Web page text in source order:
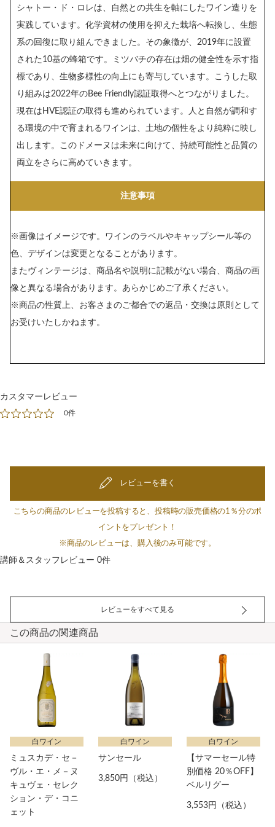
シャトー・ド・ロレは、自然との共生を軸にしたワイン造りを
実践しています。化学資材の使用を抑えた栽培へ転換し、生態
系の回復に取り組んできました。その象徴が、2019年に設置
された10基の蜂箱です。ミツバチの存在は畑の健全性を示す指
標であり、生物多様性の向上にも寄与しています。こうした取
り組みは2022年のBee Friendly認証取得へとつながりました。
現在はHVE認証の取得も進められています。人と自然が調和す
る環境の中で育まれるワインは、土地の個性をより純粋に映し
出します。このドメーヌは未来に向けて、持続可能性と品質の
両立をさらに高めていきます。
注意事項
※画像はイメージです。ワインのラベルやキャップシール等の
色、デザインは変更となることがあります。
またヴィンテージは、商品名や説明に記載がない場合、商品の画
像と異なる場合があります。あらかじめご了承ください。
※商品の性質上、お客さまのご都合での返品・交換は原則として
お受けいたしかねます。
カスタマーレビュー
0件
レビューを書く
こちらの商品のレビューを投稿すると、投稿時の販売価格の1％分のポ
イントをプレゼント！
※商品のレビューは、購入後のみ可能です。
講師＆スタッフレビュー 0件
レビューをすべて見る
この商品の関連商品
白ワイン
ミュスカデ・セ－
ヴル・エ・メ－ヌ
キュヴェ・セレク
ション・デ・コニ
ェット
白ワイン
サンセール
3,850円（税込）
白ワイン
【サマーセール特
別価格 20％OFF】
ベルリグー
3,553円（税込）